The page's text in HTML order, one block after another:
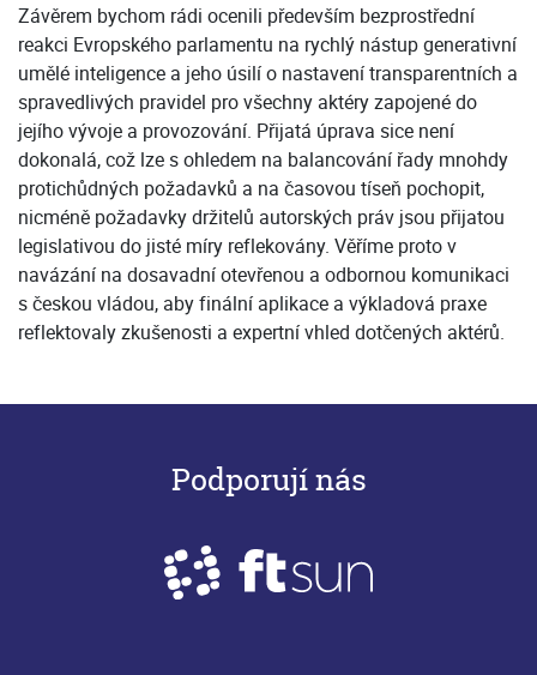
Závěrem bychom rádi ocenili především bezprostřední
reakci Evropského parlamentu na rychlý nástup generativní
umělé inteligence a jeho úsilí o nastavení transparentních a
spravedlivých pravidel pro všechny aktéry zapojené do
jejího vývoje a provozování. Přijatá úprava sice není
dokonalá, což lze s ohledem na balancování řady mnohdy
protichůdných požadavků a na časovou tíseň pochopit,
nicméně požadavky držitelů autorských práv jsou přijatou
legislativou do jisté míry reflekovány. Věříme proto v
navázání na dosavadní otevřenou a odbornou komunikaci
s českou vládou, aby finální aplikace a výkladová praxe
reflektovaly zkušenosti a expertní vhled dotčených aktérů.
Podporují nás